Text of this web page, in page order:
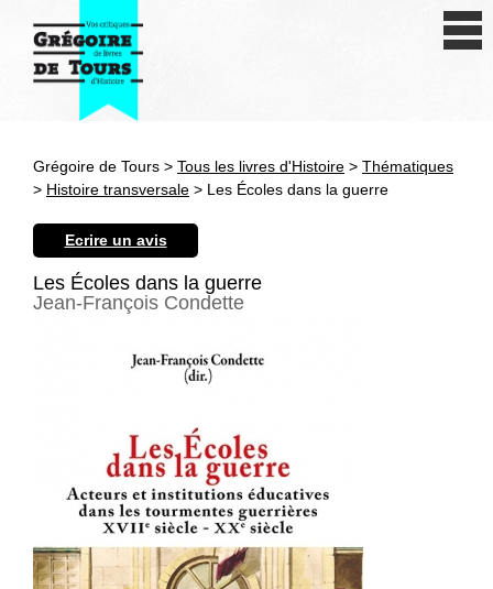
Antiquité
Epoque moderne
XXe siècle
Thématiques
Grégoire de Tours > Tous les livres d'Histoire > Thématiques
> Histoire transversale > Les Écoles dans la guerre
Ecrire un avis
Les Écoles dans la guerre
Jean-François Condette